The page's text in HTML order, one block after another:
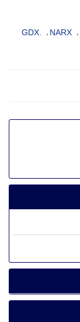
NARX
.GDX